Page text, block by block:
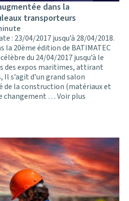
dans la
transporteurs
: 23/04/2017 jusqu’à 28/04/2018.
20ème édition de BATIMATEC
du 24/04/2017 jusqu’à le
des expos maritimes, attirant
s’agit d’un grand salon
de la construction (matériaux et
changement …Voir plus